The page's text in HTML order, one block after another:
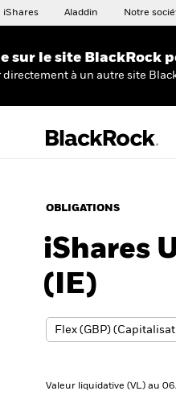
iShares Aladdin Notre
sur le site BlackRock
directement à un autre site
OBLIGATIONS
iShares
(IE)
Valeur liquidative (VL) au